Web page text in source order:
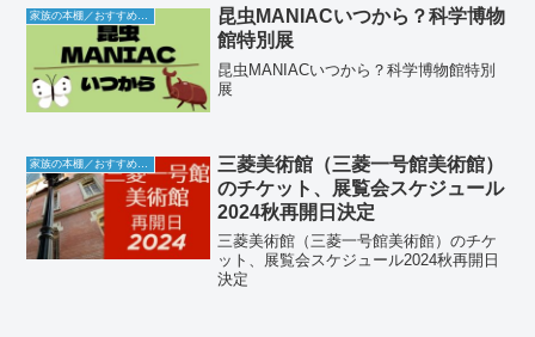
で解き明かす新しい鳥類の系統」2024年
11月2日...
家族の本棚／おすすめミュージアム
昆虫MANIACいつから？科学博物
館特別展
昆虫MANIACいつから？科学博物館特別
展
家族の本棚／おすすめミュージアム
三菱美術館（三菱一号館美術館）
のチケット、展覧会スケジュール
2024秋再開日決定
三菱美術館（三菱一号館美術館）のチケ
ット、展覧会スケジュール2024秋再開日
決定